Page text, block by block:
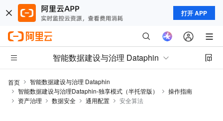
打开 APP
智能数据建设与治理 Dataphin
首页
智能数据建设与治理 Dataphin
智能数据建设与治理Dataphin-独享模式（半托管版）
操作指南
资产治理
数据安全 通用配置 安全算法